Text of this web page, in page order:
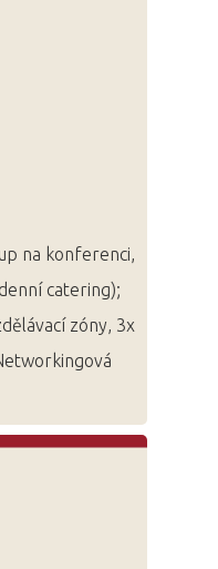
na konferenci,
catering);
zóny, 3x
PRO MÉDIA
MINULÉ